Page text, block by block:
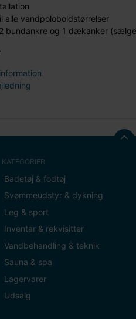
alle vandpoloboldstørrelser
bundankre og 1 dækanker
KATEGORIER
Badetøj & fodtøj
Svømmeudstyr & dykning
Leg & sport
Inventar & rekvisitter
Vandbehandling & teknik
Sauna & spa
Lagervarer
Udsalg